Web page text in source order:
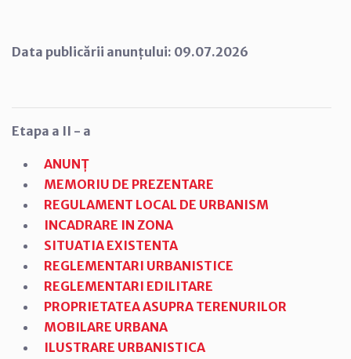
Data publicării anunțului: 09.07.2026
Etapa a II - a
ANUNȚ
MEMORIU DE PREZENTARE
REGULAMENT LOCAL DE URBANISM
INCADRARE IN ZONA
SITUATIA EXISTENTA
REGLEMENTARI URBANISTICE
REGLEMENTARI EDILITARE
PROPRIETATEA ASUPRA TERENURILOR
MOBILARE URBANA
ILUSTRARE URBANISTICA